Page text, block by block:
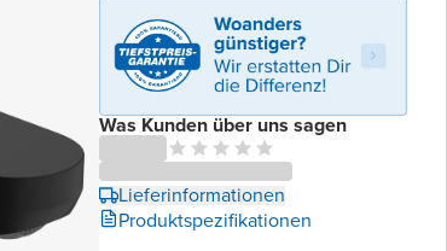
Was Kunden über uns sagen
Lieferinformationen
Produktspezifikationen